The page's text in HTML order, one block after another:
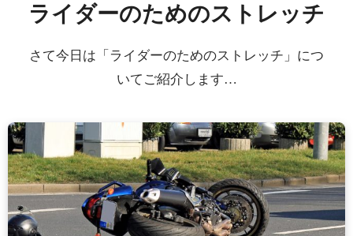
ライダーのためのストレッチ
さて今日は「ライダーのためのストレッチ」につ
いてご紹介します…